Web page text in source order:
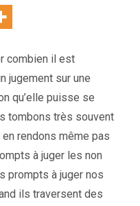
combien il est
jugement sur une
qu’elle puisse se
tombons très souvent
rendons même pas
à juger les non
prompts à juger nos
ils traversent des